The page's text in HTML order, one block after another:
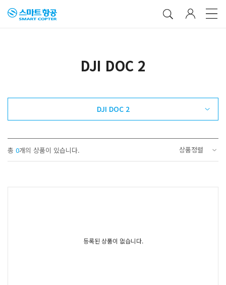
DJI DOC 2
DJI DOC 2
총 0개의 상품이 있습니다. 상품정렬
등록된 상품이 없습니다.